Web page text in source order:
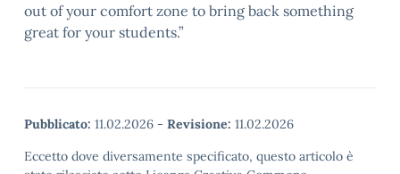
out of your comfort zone to bring back something
great for your students.”
Pubblicato: 11.02.2026 - Revisione: 11.02.2026
Eccetto dove diversamente specificato, questo articolo è